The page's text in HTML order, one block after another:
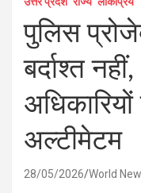
पुलिस
बर्दाश्त
अल्टीमेटम
28/05/2026 World